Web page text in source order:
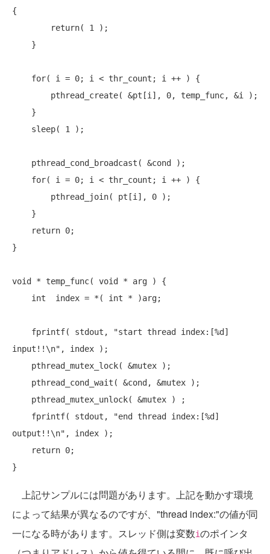
{
return( 1 );
for( i = 0; i < thr_count; i ++ ) {
for( i = 0; i < thr_count; i ++ ) {
return 0;
}
void * temp_func( void
* arg ) {
int
  index = *(
int * )arg;
    fprintf( stdout,
"start thread index:[%d]
input!!\n" , index );
    fprintf( stdout,
"end thread index:[%d]
output!!\n" , index );
return 0;
上記サンプルには問題があります。上記を動かす環境
によって結果が異なるのですが、"thread index:"の値が同
一になる時があります。スレッド側は変数iのポインタ